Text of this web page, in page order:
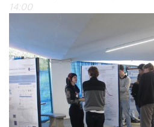
14:00